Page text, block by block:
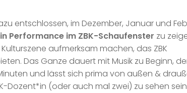
entschlossen, im Dezember, Januar und
Performance im ZBK-Schaufenster zu
aufmerksam machen, das ZBK
Das Ganze dauert mit Musik zu Beginn,
und lässt sich prima von außen &
Dozent*in (oder auch mal zwei) zu sehen